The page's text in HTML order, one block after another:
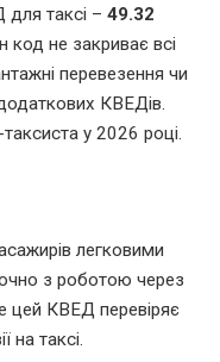
таксі – 49.32
код не закриває всі
перевезення чи
КВЕДів.
у 2026 році.
легковими
з роботою через
цей КВЕД перевіряє
на таксі.